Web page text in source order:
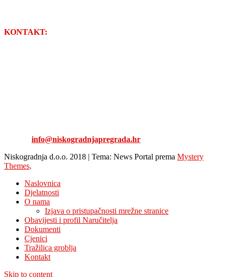
KONTAKT:
info@niskogradnjapregrada.hr
Niskogradnja d.o.o. 2018 | Tema: News Portal prema Mystery
Themes.
Naslovnica
Djelatnosti
O nama
Izjava o pristupačnosti mrežne stranice
Obavijesti i profil Naručitelja
Dokumenti
Cjenici
Tražilica groblja
Kontakt
Skip to content